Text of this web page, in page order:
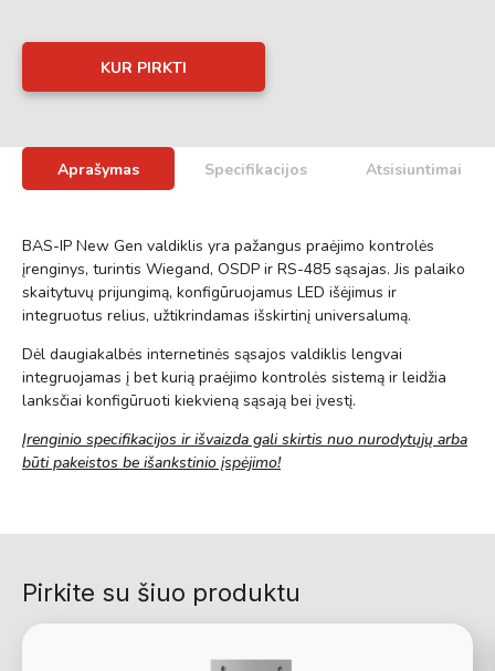
KUR PIRKTI
Aprašymas Specifikacijos Atsisiuntimai
BAS-IP New Gen valdiklis yra pažangus praėjimo kontrolės
įrenginys, turintis Wiegand, OSDP ir RS-485 sąsajas. Jis palaiko
skaitytuvų prijungimą, konfigūruojamus LED išėjimus ir
integruotus relius, užtikrindamas išskirtinį universalumą.
Dėl daugiakalbės internetinės sąsajos valdiklis lengvai
integruojamas į bet kurią praėjimo kontrolės sistemą ir leidžia
lanksčiai konfigūruoti kiekvieną sąsają bei įvestį.
Įrenginio specifikacijos ir išvaizda gali skirtis nuo nurodytųjų arba
būti pakeistos be išankstinio įspėjimo!
Pirkite su šiuo produktu